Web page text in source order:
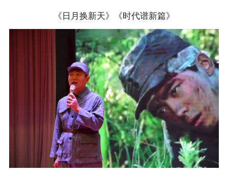
《日月换新天》《时代谱新篇》